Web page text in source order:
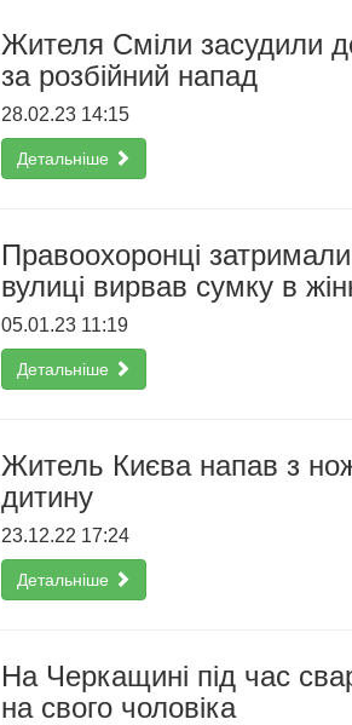
Жителя Сміли засудили
за розбійний напад
28.02.23 14:15
Детальніше
Правоохоронці
вулиці вирвав сумку в
05.01.23 11:19
Детальніше
Житель Києва напав з
дитину
23.12.22 17:24
Детальніше
На Черкащині під час
на свого чоловіка